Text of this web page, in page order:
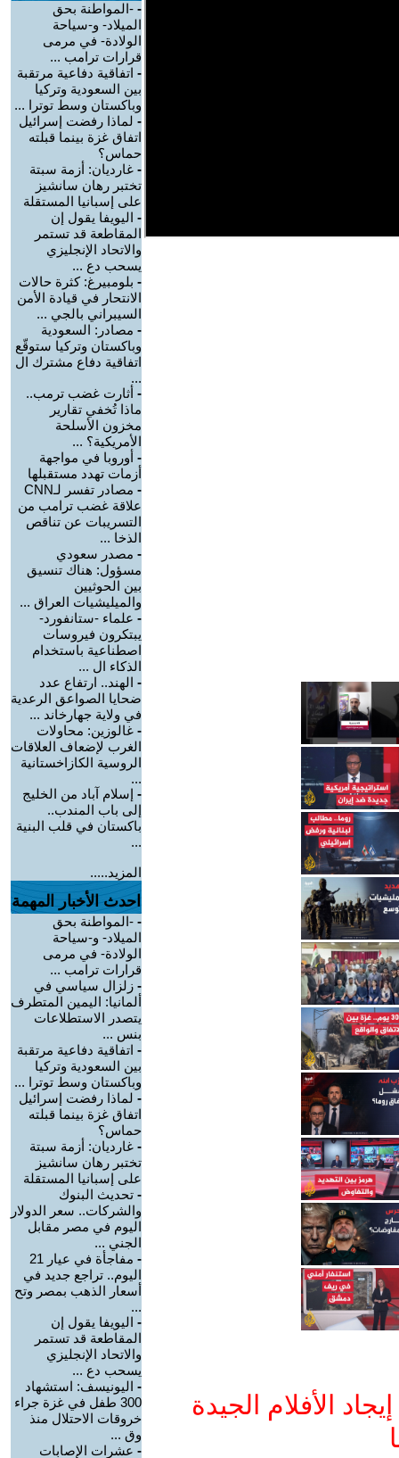
الأفلام الجيدة
- -المواطنة بحق
الميلاد- و-سياحة
الولادة- في مرمى
قرارات ترامب ...
- اتفاقية دفاعية مرتقبة
بين السعودية وتركيا
وباكستان وسط توترا ...
- لماذا رفضت إسرائيل
اتفاق غزة بينما قبلته
حماس؟
- غارديان: أزمة سبتة
تختبر رهان سانشيز
على إسبانيا المستقلة
- اليويفا يقول إن
المقاطعة قد تستمر
والاتحاد الإنجليزي
يسحب دع ...
- بلومبيرغ: كثرة حالات
الانتحار في قيادة الأمن
السيبراني بالجي ...
- مصادر: السعودية
وباكستان وتركيا ستوقّع
اتفاقية دفاع مشترك ال
...
- أثارت غضب ترمب..
ماذا تُخفي تقارير
مخزون الأسلحة
الأمريكية؟ ...
- أوروبا في مواجهة
أزمات تهدد مستقبلها
-
مصادر تفسر لـCNN
علاقة غضب ترامب من
التسريبات عن تناقص
الذخا ...
- مصدر سعودي
مسؤول: هناك تنسيق
بين الحوثيين
والميليشيات العراق ...
- علماء -ستانفورد-
يبتكرون فيروسات
اصطناعية باستخدام
الذكاء ال ...
- الهند.. ارتفاع عدد
ضحايا الصواعق الرعدية
في ولاية جهارخاند ...
- غالوزين: محاولات
الغرب لإضعاف العلاقات
الروسية الكازاخستانية
...
- إسلام آباد من الخليج
إلى باب المندب..
باكستان في قلب البنية
...
المزيد.....
احدث الأخبار المهمة
- -المواطنة بحق
الميلاد- و-سياحة
الولادة- في مرمى
قرارات ترامب ...
- زلزال سياسي في
ألمانيا: اليمين المتطرف
يتصدر الاستطلاعات
بنس ...
- اتفاقية دفاعية مرتقبة
بين السعودية وتركيا
وباكستان وسط توترا ...
- لماذا رفضت إسرائيل
اتفاق غزة بينما قبلته
حماس؟
- غارديان: أزمة سبتة
تختبر رهان سانشيز
على إسبانيا المستقلة
- تحديث البنوك
والشركات.. سعر الدولار
اليوم في مصر مقابل
الجني ...
-
مفاجأة في عيار 21
اليوم.. تراجع جديد في
أسعار الذهب بمصر وتح
...
- اليويفا يقول إن
المقاطعة قد تستمر
والاتحاد الإنجليزي
يسحب دع ...
- اليونيسف: استشهاد
300 طفل في غزة جراء
خروقات الاحتلال منذ
وق ...
- عشرات الإصابات